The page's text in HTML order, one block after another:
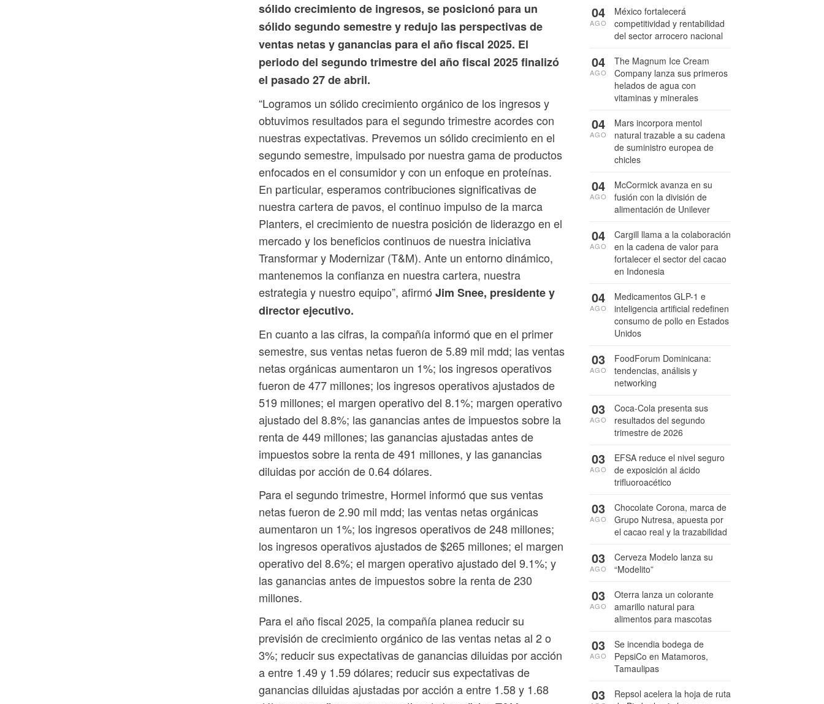
sólido crecimiento de ingresos, se posicionó para un
sólido segundo semestre y redujo las perspectivas de
ventas netas y ganancias para el año fiscal 2025. El
periodo del segundo trimestre del año fiscal 2025 finalizó
el pasado 27 de abril.
“Logramos un sólido crecimiento orgánico de los ingresos y
obtuvimos resultados para el segundo trimestre acordes con
nuestras expectativas. Prevemos un sólido crecimiento en el
segundo semestre, impulsado por nuestra gama de productos
enfocados en el consumidor y con un enfoque en proteínas.
En particular, esperamos contribuciones significativas de
nuestra cartera de pavos, el continuo impulso de la marca
Planters, el crecimiento de nuestra posición de liderazgo en el
mercado y los beneficios continuos de nuestra iniciativa
Transformar y Modernizar (T&M). Ante un entorno dinámico,
mantenemos la confianza en nuestra cartera, nuestra
estrategia y nuestro equipo”, afirmó Jim Snee, presidente y
director ejecutivo.
En cuanto a las cifras, la compañía informó que en el primer
semestre, sus ventas netas fueron de 5.89 mil mdd; las ventas
netas orgánicas aumentaron un 1%; los ingresos operativos
fueron de 477 millones; los ingresos operativos ajustados de
519 millones; el margen operativo del 8.1%; margen operativo
ajustado del 8.8%; las ganancias antes de impuestos sobre la
renta de 449 millones; las ganancias ajustadas antes de
impuestos sobre la renta de 491 millones, y las ganancias
diluidas por acción de 0.64 dólares.
Para el segundo trimestre, Hormel informó que sus ventas
netas fueron de 2.90 mil mdd; las ventas netas orgánicas
aumentaron un 1%; los ingresos operativos de 248 millones;
los ingresos operativos ajustados de $265 millones; el margen
operativo del 8.6%; el margen operativo ajustado del 9.1%; y
las ganancias antes de impuestos sobre la renta de 230
millones.
Para el año fiscal 2025, la compañía planea reducir su
previsión de crecimiento orgánico de las ventas netas al 2 o
3%; reducir sus expectativas de ganancias diluidas por acción
a entre 1.49 y 1.59 dólares; reducir sus expectativas de
ganancias diluidas ajustadas por acción a entre 1.58 y 1.68
México fortalecerá
competitividad y rentabilidad
del sector arrocero nacional
04
AGO
The Magnum Ice Cream
Company lanza sus primeros
helados de agua con
vitaminas y minerales
04
AGO
Mars incorpora mentol
natural trazable a su cadena
de suministro europea de
chicles
04
AGO
McCormick avanza en su
fusión con la división de
alimentación de Unilever
04
AGO
Cargill llama a la colaboración
en la cadena de valor para
fortalecer el sector del cacao
en Indonesia
04
AGO
Medicamentos GLP-1 e
inteligencia artificial redefinen
consumo de pollo en Estados
Unidos
04
AGO
FoodForum Dominicana:
tendencias, análisis y
networking
03
AGO
Coca-Cola presenta sus
resultados del segundo
trimestre de 2026
03
AGO
EFSA reduce el nivel seguro
de exposición al ácido
trifluoroacético
03
AGO
Chocolate Corona, marca de
Grupo Nutresa, apuesta por
el cacao real y la trazabilidad
03
AGO
Cerveza Modelo lanza su
“Modelito”
03
AGO
Oterra lanza un colorante
amarillo natural para
alimentos para mascotas
03
AGO
Se incendia bodega de
PepsiCo en Matamoros,
Tamaulipas
03
AGO
Repsol acelera la hoja de ruta
03